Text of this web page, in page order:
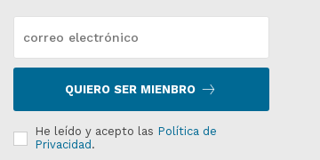
QUIERO SER MIENBRO
He leído y acepto las Política de
Privacidad .